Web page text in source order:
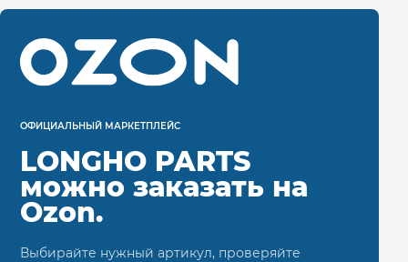
ОФИЦИАЛЬНЫЙ МАРКЕТПЛЕЙС
LONGHO PARTS
можно заказать на
Ozon.
Выбирайте нужный артикул, проверяйте